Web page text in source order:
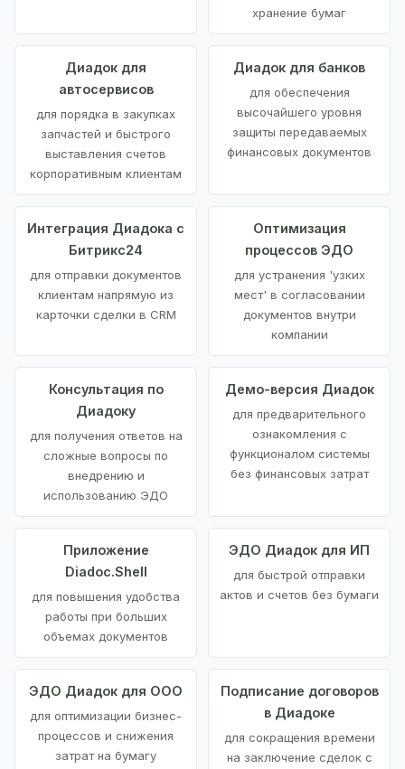
хранение бумаг
Диадок для
автосервисов
для порядка в закупках
запчастей и быстрого
выставления счетов
корпоративным клиентам
Диадок для банков
для обеспечения
высочайшего уровня
защиты передаваемых
финансовых документов
Интеграция Диадока с
Битрикс24
для отправки документов
клиентам напрямую из
карточки сделки в CRM
Оптимизация
процессов ЭДО
для устранения 'узких
мест' в согласовании
документов внутри
компании
Консультация по
Диадоку
для получения ответов на
сложные вопросы по
внедрению и
использованию ЭДО
Демо-версия Диадок
для предварительного
ознакомления с
функционалом системы
без финансовых затрат
Приложение
Diadoc.Shell
для повышения удобства
работы при больших
объемах документов
ЭДО Диадок для ИП
для быстрой отправки
актов и счетов без бумаги
ЭДО Диадок для ООО
для оптимизации бизнес-
процессов и снижения
затрат на бумагу
Подписание договоров
в Диадоке
для сокращения времени
на заключение сделок с